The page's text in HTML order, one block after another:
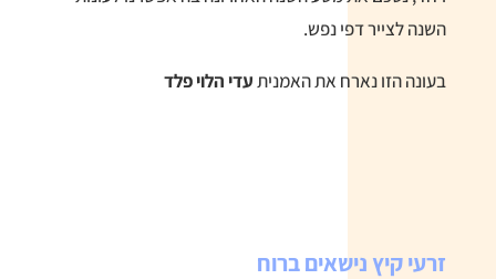
השנה לצייר דפי נפש.
בעונה הזו נארח את האמניתעדי הלוי פלד
זרעי קיץ נישאים ברוח